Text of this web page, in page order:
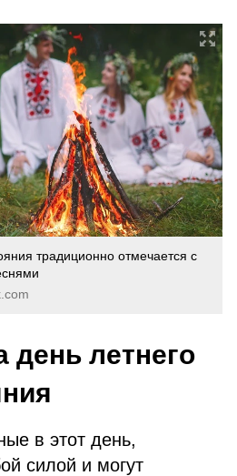
традиционно отмечается с
летнего
в этот день,
силой и могут